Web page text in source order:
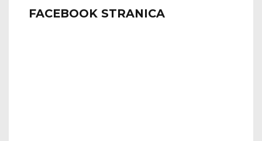
FACEBOOK STRANICA